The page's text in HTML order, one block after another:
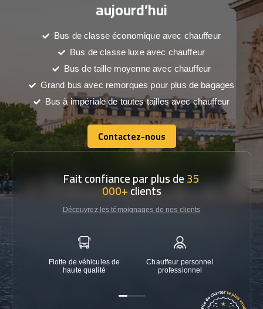
aujourd’hui
Bus de classe économique avec chauffeur
Bus de classe luxe avec chauffeur
Bus de taille moyenne avec chauffeur
Grand bus avec remorques pour plus de bagages
Bus à impériale de toutes tailles avec chauffeur
Contactez-nous
Contactez-nous
Fait confiance par plus de35
000+clients
Découvrez les témoignages de nos clients
Flotte de véhicules de
haute qualité
Chauffeur personnel
professionnel